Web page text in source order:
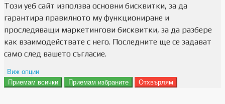
Този уеб сайт използва основни бисквитки, за да
гарантира правилното му функциониране и
проследяващи маркетингови бисквитки, за да разбере
как взаимодействате с него. Последните ще се задават
само след вашето съгласие.
Виж опции
Препочитания за реклами
Приемам всички Приемам избраните Отхвърлям